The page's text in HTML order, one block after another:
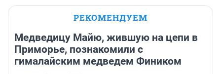
РЕКОМЕНДУЕМ
Медведицу Майю, жившую на цепи в
Приморье, познакомили с
гималайским медведем Фиником